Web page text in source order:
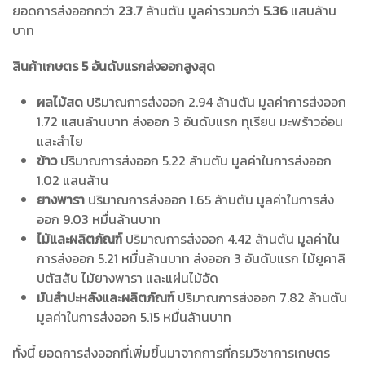
ยอดการส่งออกกว่า 23.7 ล้านตัน มูลค่ารวมกว่า 5.36 แสนล้าน
บาท
สินค้าเกษตร 5 อันดับแรกส่งออกสูงสุด
ผลไม้สด ปริมาณการส่งออก 2.94 ล้านตัน มูลค่าการส่งออก
1.72 แสนล้านบาท ส่งออก 3 อันดับแรก ทุเรียน มะพร้าวอ่อน
และลำไย
ข้าวปริมาณการส่งออก 5.22 ล้านตัน มูลค่าในการส่งออก
1.02 แสนล้าน
ยางพารา ปริมาณการส่งออก 1.65 ล้านตัน มูลค่าในการส่ง
ออก 9.03 หมื่นล้านบาท
ไม้และผลิตภัณฑ์ปริมาณการส่งออก 4.42 ล้านตัน มูลค่าใน
การส่งออก 5.21 หมื่นล้านบาท ส่งออก 3 อันดับแรก ไม้ยูคาลิ
ปตัสสับ ไม้ยางพารา และแผ่นไม้อัด
มันสำปะหลังและผลิตภัณฑ์ปริมาณการส่งออก 7.82 ล้านตัน
มูลค่าในการส่งออก 5.15 หมื่นล้านบาท
ทั้งนี้ ยอดการส่งออกที่เพิ่มขึ้นมาจากการที่กรมวิชาการเกษตร